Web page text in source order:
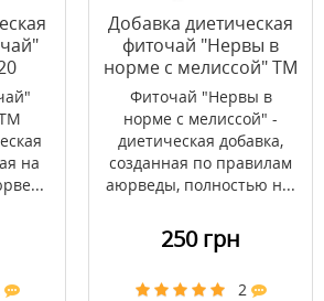
3 г
на
Добавка диетическая
фиточай "Нервы в
норме с мелиссой" ТМ
Sattvadil 20 фильтр-
пакетов по 3 г
Фиточай "Нервы в
норме с мелиссой" -
диетическая добавка,
созданная по правилам
аюрведы, полностью н...
250 грн
2